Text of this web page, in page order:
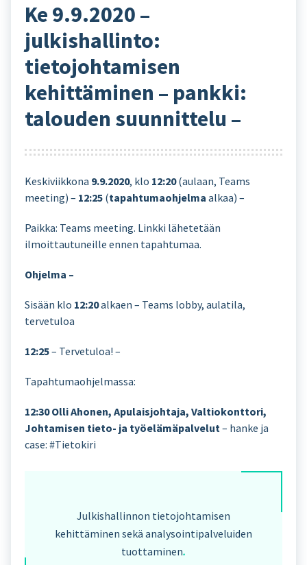
Ke 9.9.2020 –
julkishallinto:
tietojohtamisen
kehittäminen – pankki:
talouden suunnittelu –
Keskiviikkona 9.9.2020, klo 12:20(aulaan, Teams
meeting) – 12:25 (tapahtumaohjelma alkaa) –
Paikka: Teams meeting. Linkki lähetetään
ilmoittautuneille ennen tapahtumaa.
Ohjelma –
Sisään klo 12:20alkaen – Teams lobby, aulatila,
tervetuloa
12:25– Tervetuloa! –
Tapahtumaohjelmassa:
12:30 Olli Ahonen, Apulaisjohtaja, Valtiokonttori,
Johtamisen tieto- ja työelämäpalvelut – hanke ja
case: #Tietokiri
Julkishallinnon tietojohtamisen
kehittäminen sekä analysointipalveluiden
tuottaminen.